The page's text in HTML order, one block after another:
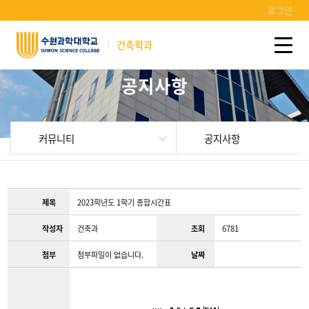
로그인
건축학과
공지사항
커뮤니티 공지사항
제목 2023학년도 1학기 종합시간표
작성자 건축과 조회 6781
첨부 첨부파일이 없습니다. 날짜